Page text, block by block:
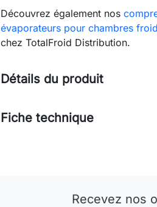
Découvrez également nos
évaporateurs pour chambres
chez TotalFroid Distribution.
Détails du produit
Fiche technique
Recevez nos